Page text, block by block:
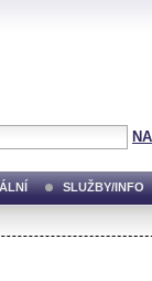
SLUŽBY/INFO